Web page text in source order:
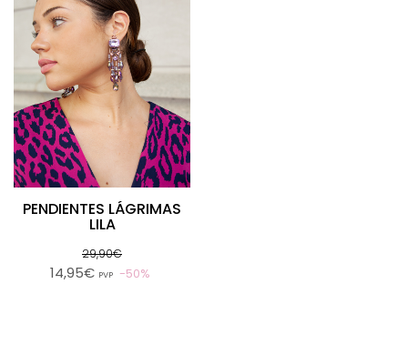
PENDIENTES LÁGRIMAS
LILA
29,90€
14,95€ PVP 50%